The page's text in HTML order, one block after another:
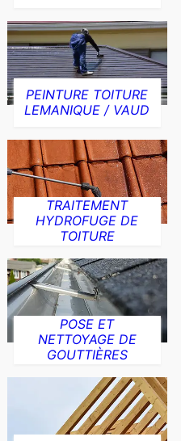
PEINTURE TOITURE
LEMANIQUE / VAUD
TRAITEMENT
HYDROFUGE DE
TOITURE
POSE ET
NETTOYAGE DE
GOUTTIÈRES